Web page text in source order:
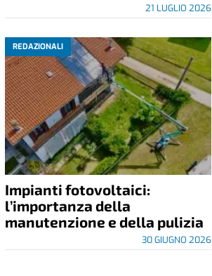
21 LUGLIO 2026
REDAZIONALI
Impianti fotovoltaici:
l’importanza della
manutenzione e della pulizia
30 GIUGNO 2026